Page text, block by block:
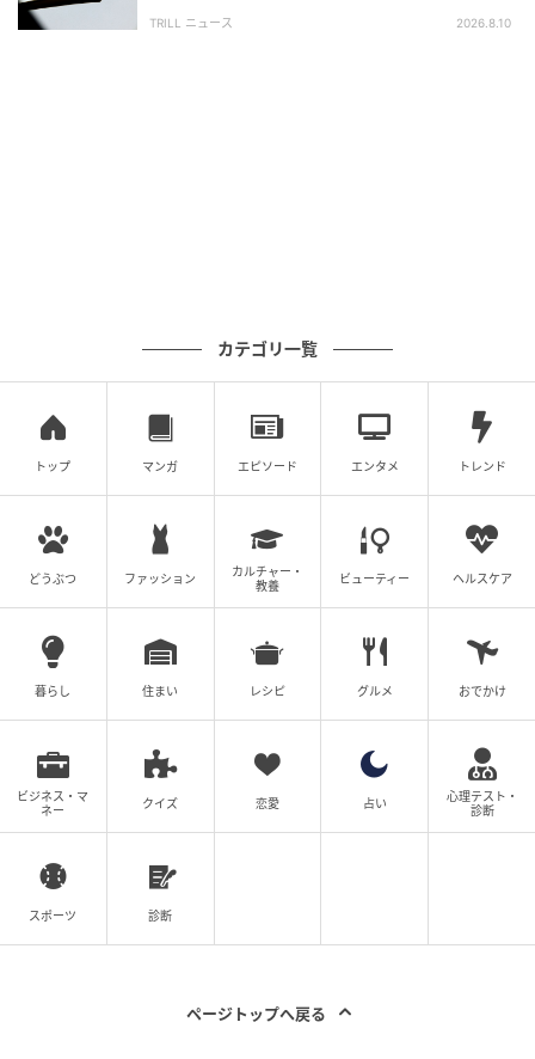
保有。大学では法学部・法律学科に在籍し、卒業後は
#1 「お疲れ〜♡」遅刻するなら連絡して！
TRILL ニュース 2026.8.10
カテゴリ一覧
トップ マンガ エピソード エンタメ トレンド
どうぶつ ファッション
カルチャー・
教養
ビューティー ヘルスケア
暮らし 住まい レシピ グルメ おでかけ
ビジネス・マ
ネー
クイズ 恋愛 占い
心理テスト・
診断
スポーツ 診断
ページトップへ戻る